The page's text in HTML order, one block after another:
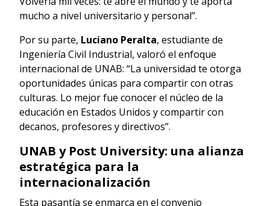
mucho a nivel universitario y personal”.
Por su parte, Luciano Peralta, estudiante de
Ingeniería Civil Industrial, valoró el enfoque
internacional de UNAB: “La universidad te otorga
oportunidades únicas para compartir con otras
culturas. Lo mejor fue conocer el núcleo de la
educación en Estados Unidos y compartir con
decanos, profesores y directivos”.
UNAB y Post University: una alianza
estratégica para la
internacionalización
Esta pasantía se enmarca en el convenio